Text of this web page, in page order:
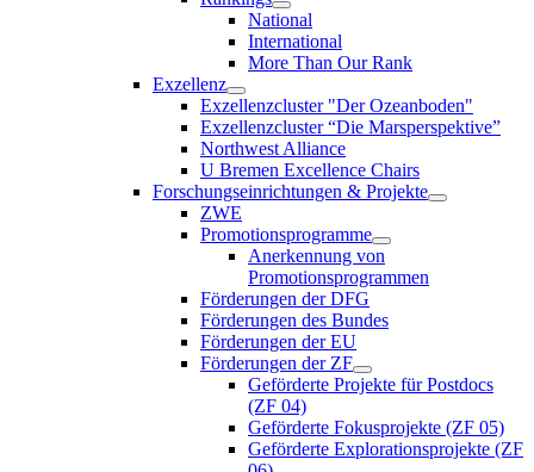
National
International
More Than Our Rank
Exzellenz
Exzellenzcluster "Der Ozeanboden"
Exzellenzcluster “Die Marsperspektive”
Northwest Alliance
U Bremen Excellence Chairs
Forschungseinrichtungen & Projekte
ZWE
Promotionsprogramme
Anerkennung von
Promotionsprogrammen
Förderungen der DFG
Förderungen des Bundes
Förderungen der EU
Förderungen der ZF
Geförderte Projekte für Postdocs
(ZF 04)
Geförderte Fokusprojekte (ZF 05)
Geförderte Explorationsprojekte (ZF